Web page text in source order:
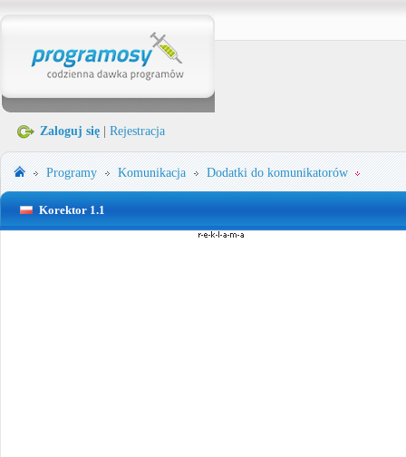
Zaloguj się Rejestracja
Programy Komunikacja Dodatki do komunikatorów
Korektor 1.1